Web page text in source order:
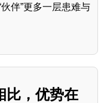
伴”更多一层患难与
比，优势在